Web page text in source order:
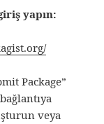
yapın:
Package”
veya